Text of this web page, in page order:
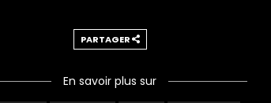
PARTAGER
En savoir plus sur